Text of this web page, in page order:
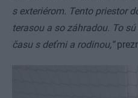
s exteriérom. Tento priestor
terasou a so záhradou. To
času s deťmi a rodinou,“